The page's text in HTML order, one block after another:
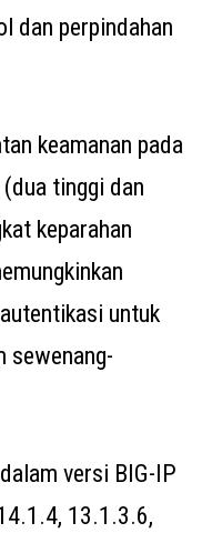
dan perpindahan
keamanan pada
tinggi dan
keparahan
untuk
sewenang-
versi BIG-IP
13.1.3.6,